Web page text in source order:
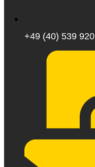
+49 (40) 539 920